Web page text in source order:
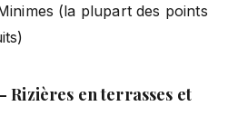
(la plupart des points
Rizières en terrasses et